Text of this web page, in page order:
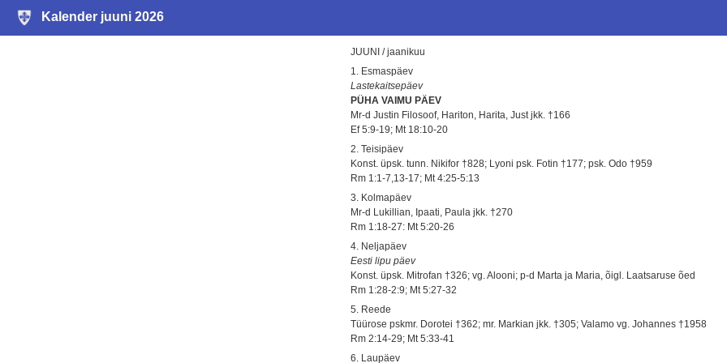
Kalender juuni 2026
JUUNI / jaanikuu
1. Esmaspäev
Lastekaitsepäev
PÜHA VAIMU PÄEV
Mr-d Justin Filosoof, Hariton, Harita, Just jkk. †166
Ef 5:9-19; Mt 18:10-20
2. Teisipäev
Konst. üpsk. tunn. Nikifor †828; Lyoni psk. Fotin †177; psk. Odo †959
Rm 1:1-7,13-17; Mt 4:25-5:13
3. Kolmapäev
Mr-d Lukillian, Ipaati, Paula jkk. †270
Rm 1:18-27: Mt 5:20-26
4. Neljapäev
Eesti lipu päev
Konst. üpsk. Mitrofan †326; vg. Alooni; p-d Marta ja Maria, õigl. Laatsaruse õed
Rm 1:28-2:9; Mt 5:27-32
5. Reede
Tüürose pskmr. Dorotei †362; mr. Markian jkk. †305; Valamo vg. Johannes †1958
Rm 2:14-29; Mt 5:33-41
6. Laupäev